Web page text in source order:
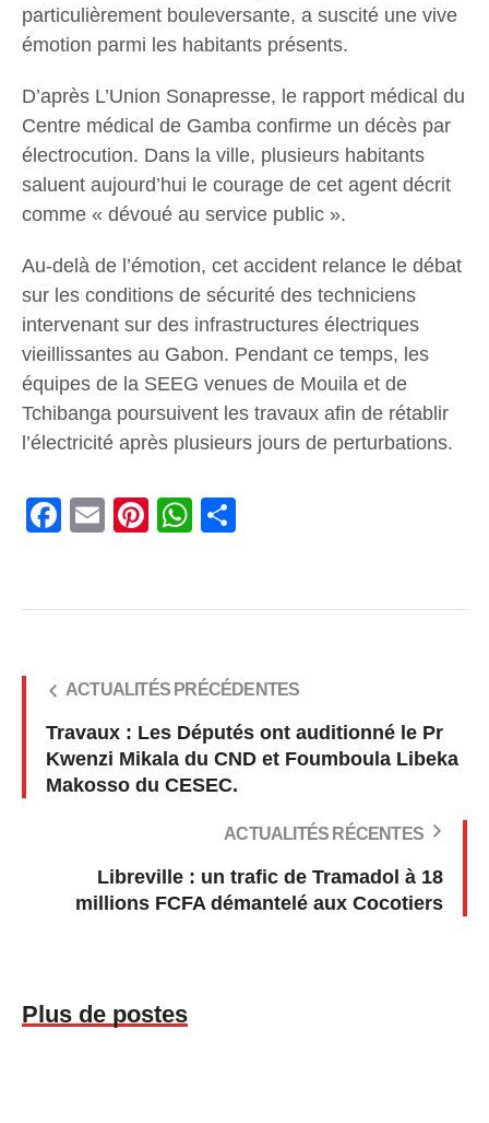
particulièrement bouleversante, a suscité une vive
émotion parmi les habitants présents.
D’après L’Union Sonapresse, le rapport médical du
Centre médical de Gamba confirme un décès par
électrocution. Dans la ville, plusieurs habitants
saluent aujourd’hui le courage de cet agent décrit
comme « dévoué au service public ».
Au-delà de l’émotion, cet accident relance le débat
sur les conditions de sécurité des techniciens
intervenant sur des infrastructures électriques
vieillissantes au Gabon. Pendant ce temps, les
équipes de la SEEG venues de Mouila et de
Tchibanga poursuivent les travaux afin de rétablir
l’électricité après plusieurs jours de perturbations.
Facebook
Email PinterestWhatsApp
ACTUALITÉS PRÉCÉDENTES
Travaux : Les Députés ont auditionné le Pr
Kwenzi Mikala du CND et Foumboula Libeka
Makosso du CESEC.
ACTUALITÉS RÉCENTES
Libreville : un trafic de Tramadol à 18
millions FCFA démantelé aux Cocotiers
Plus de postes